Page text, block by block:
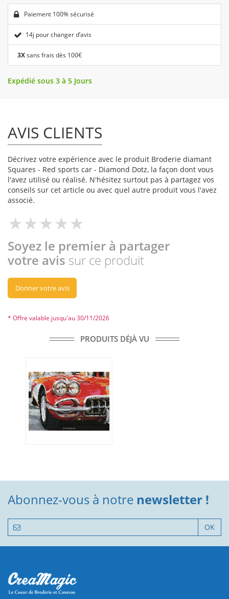
Paiement 100% sécurisé
14j pour changer d’avis
3Xsans frais dès 100€
Expédié sous 3 à 5 Jours
AVIS CLIENTS
Décrivez votre expérience avec le produit Broderie diamant
Squares - Red sports car - Diamond Dotz, la façon dont vous
l'avez utilisé ou réalisé. N'hésitez surtout pas à partagez vos
conseils sur cet article ou avec quel autre produit vous l'avez
associé.
Soyez le premier à partager
votre avis sur ce produit
Donner votre avis
* Offre valable jusqu'au 30/11/2026
PRODUITS DÉJÀ VU
Abonnez-vous à notre newsletter !
OK